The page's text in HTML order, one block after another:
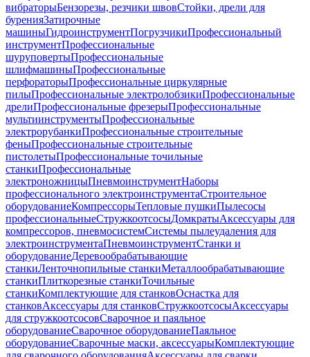
вибраторыБензорезы, резчики швовСтойки, дрели для
буренияЗатирочные
машиныГидроинструментПогрузчикиПрофессиональный
инструментПрофессиональные
шуруповертыПрофессиональные
шлифмашиныПрофессиональные
перфораторыПрофессиональные циркулярные
пилыПрофессиональные электролобзикиПрофессиональные
дрелиПрофессиональные фрезерыПрофессиональные
мультиинструментыПрофессиональные
электрорубанкиПрофессиональные строительные
феныПрофессиональные строительные
пистолетыПрофессиональные точильные
станкиПрофессиональные
электроножницыПневмоинструментНаборы
профессионального электроинструментаСтроительное
оборудованиеКомпрессорыТепловые пушкиПылесосы
профессиональныеСтружкоотсосыДомкратыАксессуары для
компрессоров, пневмосистемСистемы пылеудаления для
электроинструментаПневмоинструментСтанки и
оборудованиеДеревообрабатывающие
станкиЛенточнопильные станкиМеталлообрабатывающие
станкиПлиткорезные станкиТочильные
станкиКомплектующие для станковОснастка для
станковАксессуары для станковСтружкоотсосыАксессуары
для стружкоотсосовСварочное и паяльное
оборудованиеСварочное оборудованиеПаяльное
оборудованиеСварочные маски, аксессуарыКомплектующие